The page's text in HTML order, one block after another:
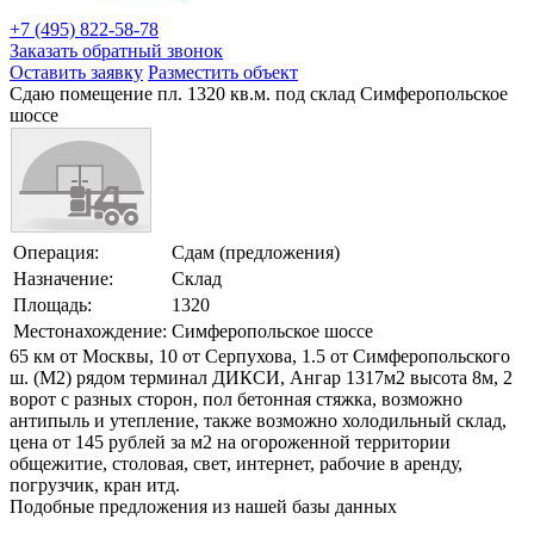
+7 (495) 822-58-78
Заказать обратный звонок
Оставить заявку Разместить объект
Сдаю помещение пл. 1320 кв.м. под склад Симферопольское
шоссе
Операция:
Сдам (предложения)
Назначение:
Склад
Площадь:
1320
Местонахождение: Симферопольское шоссе
65 км от Москвы, 10 от Серпухова, 1.5 от Симферопольского
ш. (М2) рядом терминал ДИКСИ, Ангар 1317м2 высота 8м, 2
ворот с разных сторон, пол бетонная стяжка, возможно
антипыль и утепление, также возможно холодильный склад,
цена от 145 рублей за м2 на огороженной территории
общежитие, столовая, свет, интернет, рабочие в аренду,
погрузчик, кран итд.
Подобные предложения из нашей базы данных